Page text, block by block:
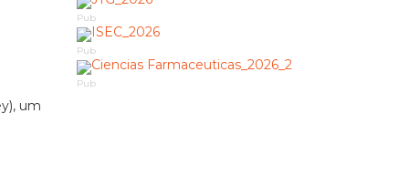
um
Pub
Pub
Pub